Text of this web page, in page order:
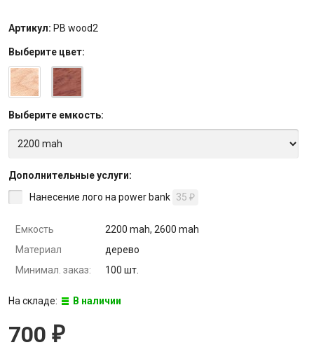
Артикул: PB wood2
Выберите цвет:
Выберите емкость:
Дополнительные услуги:
Нанесение лого на power bank 35 ₽
Емкость
2200 mah, 2600 mah
Материал
дерево
Минимал. заказ:
100 шт.
На складе: В наличии
700 ₽